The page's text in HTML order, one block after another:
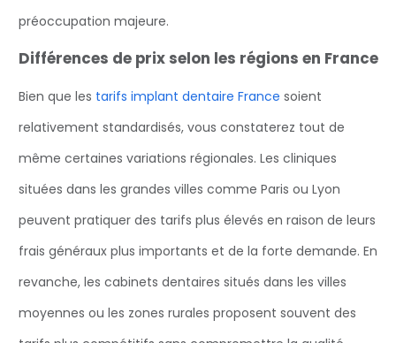
préoccupation majeure.
Différences de prix selon les régions en France
Bien que les tarifs implant dentaire France soient
relativement standardisés, vous constaterez tout de
même certaines variations régionales. Les cliniques
situées dans les grandes villes comme Paris ou Lyon
peuvent pratiquer des tarifs plus élevés en raison de leurs
frais généraux plus importants et de la forte demande. En
revanche, les cabinets dentaires situés dans les villes
moyennes ou les zones rurales proposent souvent des